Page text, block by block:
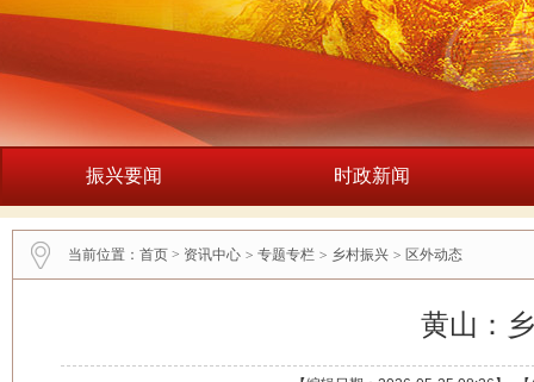
振兴要闻 时政新闻
当前位置： 首页 > 资讯中心 > 专题专栏 > 乡村振兴 > 区外动态
黄山：